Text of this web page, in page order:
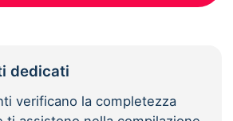
dedicati
verificano la completezza